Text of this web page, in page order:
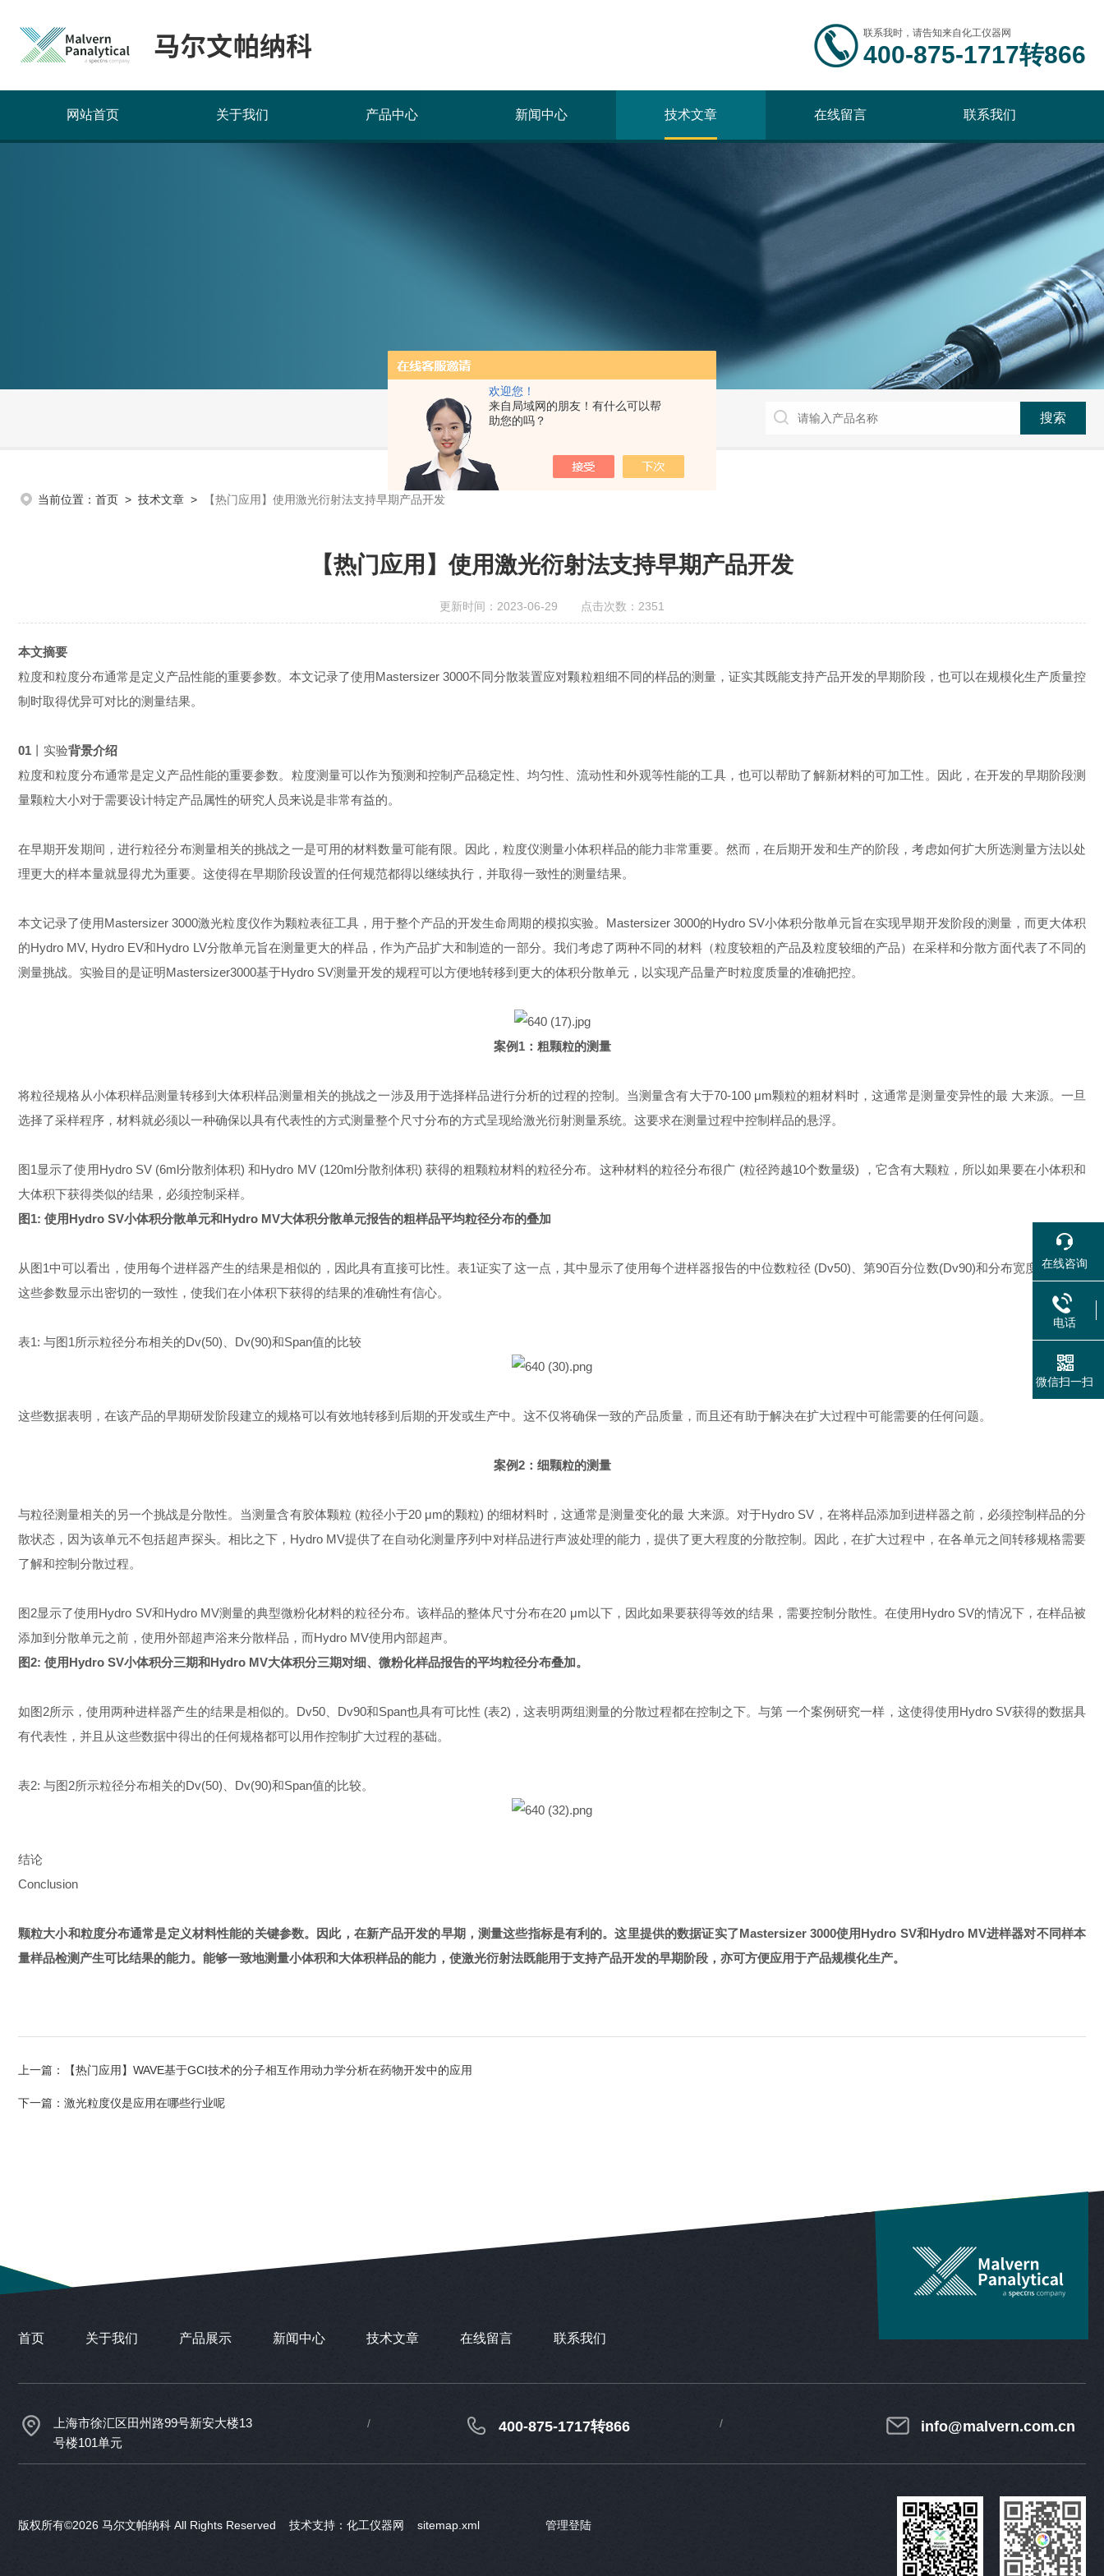
欢迎您！
来自局域网的朋友！有什么可以帮
助您的吗？
联系我时，请告知来自化工仪器网
400-875-1717转866
网站首页 关于我们 产品中心 新闻中心 技术文章 在线留言 联系我们
当前位置： 首页 > 技术文章 > 【热门应用】使用激光衍射法支持早期产品开发
【热门应用】使用激光衍射法支持早期产品开发
更新时间：2023-06-29 点击次数：2351
本文摘要
粒度和粒度分布通常是定义产品性能的重要参数。本文记录了使用Mastersizer 3000不同分散装置应对颗粒粗细不同的样品的测量，证实其既能支持产品开发的早期阶段，也可以在规模化生产质量控
制时取得优异可对比的测量结果。
01 丨实验背景介绍
粒度和粒度分布通常是定义产品性能的重要参数。粒度测量可以作为预测和控制产品稳定性、均匀性、流动性和外观等性能的工具，也可以帮助了解新材料的可加工性。因此，在开发的早期阶段测
量颗粒大小对于需要设计特定产品属性的研究人员来说是非常有益的。
在早期开发期间，进行粒径分布测量相关的挑战之一是可用的材料数量可能有限。因此，粒度仪测量小体积样品的能力非常重要。然而，在后期开发和生产的阶段，考虑如何扩大所选测量方法以处
理更大的样本量就显得尤为重要。这使得在早期阶段设置的任何规范都得以继续执行，并取得一致性的测量结果。
本文记录了使用Mastersizer 3000激光粒度仪作为颗粒表征工具，用于整个产品的开发生命周期的模拟实验。Mastersizer 3000的Hydro SV小体积分散单元旨在实现早期开发阶段的测量，而更大体积
的Hydro MV, Hydro EV和Hydro LV分散单元旨在测量更大的样品，作为产品扩大和制造的一部分。我们考虑了两种不同的材料（粒度较粗的产品及粒度较细的产品）在采样和分散方面代表了不同的
测量挑战。实验目的是证明Mastersizer3000基于Hydro SV测量开发的规程可以方便地转移到更大的体积分散单元，以实现产品量产时粒度质量的准确把控。
案例1：粗颗粒的测量
将粒径规格从小体积样品测量转移到大体积样品测量相关的挑战之一涉及用于选择样品进行分析的过程的控制。当测量含有大于70-100 μm颗粒的粗材料时，这通常是测量变异性的最 大来源。一旦
选择了采样程序，材料就必须以一种确保以具有代表性的方式测量整个尺寸分布的方式呈现给激光衍射测量系统。这要求在测量过程中控制样品的悬浮。
图1显示了使用Hydro SV (6ml分散剂体积) 和Hydro MV (120ml分散剂体积) 获得的粗颗粒材料的粒径分布。这种材料的粒径分布很广 (粒径跨越10个数量级) ，它含有大颗粒，所以如果要在小体积和
大体积下获得类似的结果，必须控制采样。
图1: 使用Hydro SV小体积分散单元和Hydro MV大体积分散单元报告的粗样品平均粒径分布的叠加
从图1中可以看出，使用每个进样器产生的结果是相似的，因此具有直接可比性。表1证实了这一点，其中显示了使用每个进样器报告的中位数粒径 (Dv50)、第90百分位数(Dv90)和分布宽度(Span)。
这些参数显示出密切的一致性，使我们在小体积下获得的结果的准确性有信心。
表1: 与图1所示粒径分布相关的Dv(50)、Dv(90)和Span值的比较
这些数据表明，在该产品的早期研发阶段建立的规格可以有效地转移到后期的开发或生产中。这不仅将确保一致的产品质量，而且还有助于解决在扩大过程中可能需要的任何问题。
案例2：细颗粒的测量
与粒径测量相关的另一个挑战是分散性。当测量含有胶体颗粒 (粒径小于20 μm的颗粒) 的细材料时，这通常是测量变化的最 大来源。对于Hydro SV，在将样品添加到进样器之前，必须控制样品的分
散状态，因为该单元不包括超声探头。相比之下，Hydro MV提供了在自动化测量序列中对样品进行声波处理的能力，提供了更大程度的分散控制。因此，在扩大过程中，在各单元之间转移规格需要
了解和控制分散过程。
图2显示了使用Hydro SV和Hydro MV测量的典型微粉化材料的粒径分布。该样品的整体尺寸分布在20 μm以下，因此如果要获得等效的结果，需要控制分散性。在使用Hydro SV的情况下，在样品被
添加到分散单元之前，使用外部超声浴来分散样品，而Hydro MV使用内部超声。
图2: 使用Hydro SV小体积分三期和Hydro MV大体积分三期对细、微粉化样品报告的平均粒径分布叠加。
如图2所示，使用两种进样器产生的结果是相似的。Dv50、Dv90和Span也具有可比性 (表2)，这表明两组测量的分散过程都在控制之下。与第 一个案例研究一样，这使得使用Hydro SV获得的数据具
有代表性，并且从这些数据中得出的任何规格都可以用作控制扩大过程的基础。
表2: 与图2所示粒径分布相关的Dv(50)、Dv(90)和Span值的比较。
结论
Conclusion
颗粒大小和粒度分布通常是定义材料性能的关键参数。因此，在新产品开发的早期，测量这些指标是有利的。这里提供的数据证实了Mastersizer 3000使用Hydro SV和Hydro MV进样器对不同样本
量样品检测产生可比结果的能力。能够一致地测量小体积和大体积样品的能力，使激光衍射法既能用于支持产品开发的早期阶段，亦可方便应用于产品规模化生产。
上一篇： 【热门应用】WAVE基于GCI技术的分子相互作用动力学分析在药物开发中的应用
下一篇： 激光粒度仪是应用在哪些行业呢
首页 关于我们 产品展示 新闻中心 技术文章 在线留言 联系我们
上海市徐汇区田州路99号新安大楼13
号楼101单元
400-875-1717转866 info@malvern.com.cn
版权所有©2026 马尔文帕纳科 All Rights Reserved 技术支持： 化工仪器网 sitemap.xml 管理登陆
在线咨询
电话
微信扫一扫